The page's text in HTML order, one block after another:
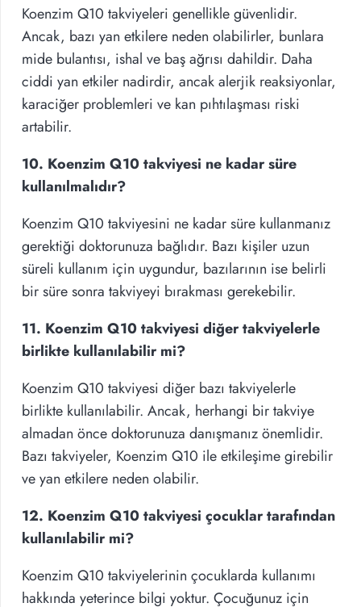
Koenzim Q10 takviyeleri genellikle güvenlidir.
Ancak, bazı yan etkilere neden olabilirler, bunlara
mide bulantısı, ishal ve baş ağrısı dahildir. Daha
ciddi yan etkiler nadirdir, ancak alerjik reaksiyonlar,
karaciğer problemleri ve kan pıhtılaşması riski
artabilir.
10. Koenzim Q10 takviyesi ne kadar süre
kullanılmalıdır?
Koenzim Q10 takviyesini ne kadar süre kullanmanız
gerektiği doktorunuza bağlıdır. Bazı kişiler uzun
süreli kullanım için uygundur, bazılarının ise belirli
bir süre sonra takviyeyi bırakması gerekebilir.
11. Koenzim Q10 takviyesi diğer takviyelerle
birlikte kullanılabilir mi?
Koenzim Q10 takviyesi diğer bazı takviyelerle
birlikte kullanılabilir. Ancak, herhangi bir takviye
almadan önce doktorunuza danışmanız önemlidir.
Bazı takviyeler, Koenzim Q10 ile etkileşime girebilir
ve yan etkilere neden olabilir.
12. Koenzim Q10 takviyesi çocuklar tarafından
kullanılabilir mi?
Koenzim Q10 takviyelerinin çocuklarda kullanımı
hakkında yeterince bilgi yoktur. Çocuğunuz için